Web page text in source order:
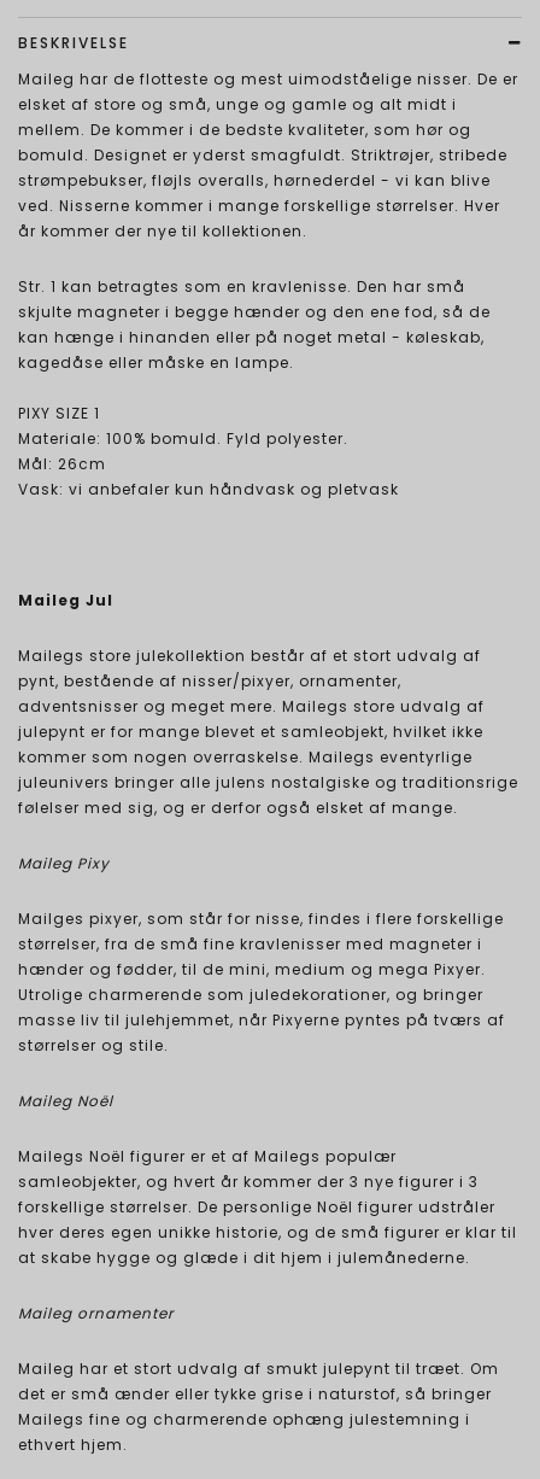
BESKRIVELSE
Maileg har de flotteste og mest uimodståelige nisser. De er
elsket af store og små, unge og gamle og alt midt i
mellem. De kommer i de bedste kvaliteter, som hør og
bomuld. Designet er yderst smagfuldt. Striktrøjer, stribede
strømpebukser, fløjls overalls, hørnederdel - vi kan blive
ved. Nisserne kommer i mange forskellige størrelser. Hver
år kommer der nye til kollektionen.
Str. 1 kan betragtes som en kravlenisse. Den har små
skjulte magneter i begge hænder og den ene fod, så de
kan hænge i hinanden eller på noget metal - køleskab,
kagedåse eller måske en lampe.
PIXY SIZE 1
Materiale: 100% bomuld. Fyld polyester.
Mål: 26cm
Vask: vi anbefaler kun håndvask og pletvask
Maileg Jul
Mailegs store julekollektion består af et stort udvalg af
pynt, bestående af nisser/pixyer, ornamenter,
adventsnisser og meget mere. Mailegs store udvalg af
julepynt er for mange blevet et samleobjekt, hvilket ikke
kommer som nogen overraskelse. Mailegs eventyrlige
juleunivers bringer alle julens nostalgiske og traditionsrige
følelser med sig, og er derfor også elsket af mange.
Maileg Pixy
Mailges pixyer, som står for nisse, findes i flere forskellige
størrelser, fra de små fine kravlenisser med magneter i
hænder og fødder, til de mini, medium og mega Pixyer.
Utrolige charmerende som juledekorationer, og bringer
masse liv til julehjemmet, når Pixyerne pyntes på tværs af
størrelser og stile.
Maileg Noël
Mailegs Noël figurer er et af Mailegs populær
samleobjekter, og hvert år kommer der 3 nye figurer i 3
forskellige størrelser. De personlige Noël figurer udstråler
hver deres egen unikke historie, og de små figurer er klar til
at skabe hygge og glæde i dit hjem i julemånederne.
Maileg ornamenter
Maileg har et stort udvalg af smukt julepynt til træet. Om
det er små ænder eller tykke grise i naturstof, så bringer
Mailegs fine og charmerende ophæng julestemning i
ethvert hjem.